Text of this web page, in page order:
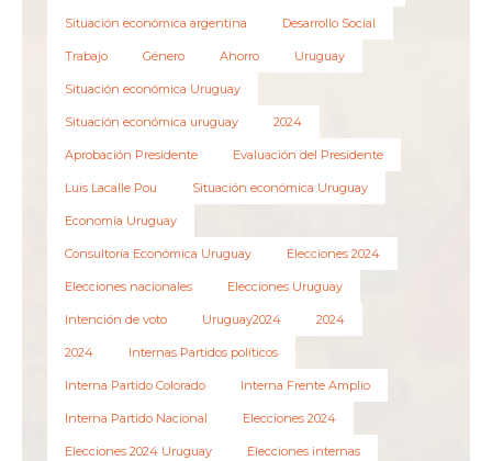
Situación económica argentina Desarrollo Social
Trabajo Género Ahorro Uruguay
Situación económica Uruguay
Situación económica uruguay 2024
Aprobación Presidente Evaluación del Presidente
Luis Lacalle Pou Situación económica Uruguay
Economía Uruguay
Consultoría Económica Uruguay Elecciones 2024
Elecciones nacionales Elecciones Uruguay
Intención de voto Uruguay2024 2024
2024 Internas Partidos políticos
Interna Partido Colorado Interna Frente Amplio
Interna Partido Nacional Elecciones 2024
Elecciones 2024 Uruguay Elecciones internas